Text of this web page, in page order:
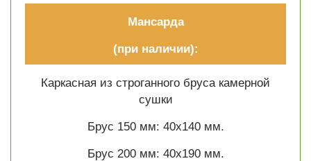
Мансарда
(при наличии):
Каркасная из строганного бруса камерной
сушки
Брус 150 мм: 40х140 мм.
Брус 200 мм: 40х190 мм.